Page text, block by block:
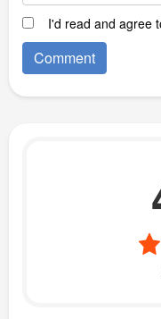
I'd read and agree